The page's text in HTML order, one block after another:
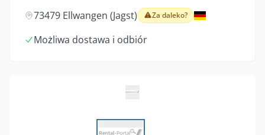
73479 Ellwangen (Jagst) Za daleko?
Możliwa dostawa i odbiór